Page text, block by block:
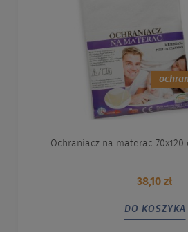
Ochraniacz na materac 70x120
38,10 zł
DO KOSZYKA